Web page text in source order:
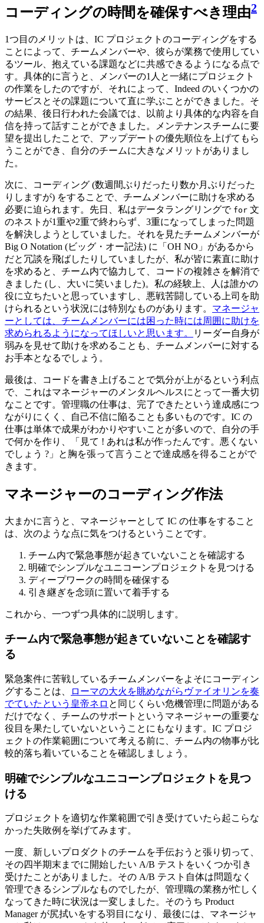
コーディングの時間を確保すべき理由2
1つ目のメリットは、IC プロジェクトのコーディングをする
ことによって、チームメンバーや、彼らが業務で使用してい
るツール、抱えている課題などに共感できるようになる点で
す。具体的に言うと、メンバーの1人と一緒にプロジェクト
の作業をしたのですが、それによって、Indeed のいくつかの
サービスとその課題について直に学ぶことができました。そ
の結果、後日行われた会議では、以前より具体的な内容を自
信を持って話すことができました。メンテナンスチームに要
望を提出したことで、アップデートの優先順位を上げてもら
うことができ、自分のチームに大きなメリットがありまし
た。
次に、コーディング (数週間ぶりだったり数か月ぶりだった
りしますが) をすることで、チームメンバーに助けを求める
必要に迫られます。先日、私はデータラングリングで for 文
のネストが1重や2重で終わらず、3重になってしまった問題
を解決しようとしていました。それを見たチームメンバーが
Big O Notation (ビッグ・オー記法) に「OH NO」があるから
だと冗談を飛ばしたりしていましたが、私が皆に素直に助け
を求めると、チーム内で協力して、コードの複雑さを解消で
きました (し、大いに笑いました)。私の経験上、人は誰かの
役に立ちたいと思っていますし、悪戦苦闘している上司を助
けられるという状況には特別なものがあります。 マネージャ
ーとしては、チームメンバーには困った時には周囲に助けを
求められるようになってほしいと思います。
リーダー自身が
弱みを見せて助けを求めることも、チームメンバーに対する
お手本となるでしょう。
最後は、コードを書き上げることで気分が上がるという利点
で、これはマネージャーのメンタルヘルスにとって一番大切
なことです。管理職の仕事は、完了できたという達成感につ
ながりにくく、自己不信に陥ることも多いものです。IC の
仕事は単体で成果がわかりやすいことが多いので、自分の手
で何かを作り、「見て ! あれは私が作ったんです。悪くない
でしょう ?」と胸を張って言うことで達成感を得ることがで
きます。
マネージャーのコーディング作法
大まかに言うと、マネージャーとして IC の仕事をすること
は、次のような点に気をつけるということです。
チーム内で緊急事態が起きていないことを確認する
明確でシンプルなユニコーンプロジェクトを見つける
ディープワークの時間を確保する
引き継ぎを念頭に置いて着手する
これから、一つずつ具体的に説明します。
チーム内で緊急事態が起きていないことを確認す
る
緊急案件に苦戦しているチームメンバーをよそにコーディン
グすることは、
ローマの大火を眺めながらヴァイオリンを奏
でていたという皇帝ネロ と同じくらい危機管理に問題がある
だけでなく、チームのサポートというマネージャーの重要な
役目を果たしていないということにもなります。IC プロジ
ェクトの作業範囲について考える前に、チーム内の物事が比
較的落ち着いていることを確認しましょう。
明確でシンプルなユニコーンプロジェクトを見つ
ける
プロジェクトを適切な作業範囲で引き受けていたら起こらな
かった失敗例を挙げてみます。
一度、新しいプロダクトのチームを手伝おうと張り切って、
その四半期末までに開始したい A/B テストをいくつか引き
受けたことがありました。その A/B テスト自体は問題なく
管理できるシンプルなものでしたが、管理職の業務が忙しく
なってきた時に状況は一変しました。そのうち Product
Manager が尻拭いをする羽目になり、最後には、マネージャ